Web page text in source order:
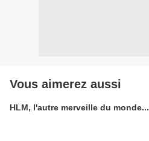
Vous aimerez aussi
HLM, l'autre merveille du monde...